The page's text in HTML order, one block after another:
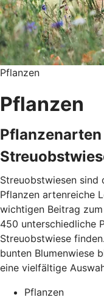
Pflanzen
Pflanzen
Streuobstwiesen sind
Pflanzen artenreiche
wichtigen Beitrag
450 unterschiedliche
Streuobstwiese
bunten Blumenwiese
eine vielfältige
Pflanzen